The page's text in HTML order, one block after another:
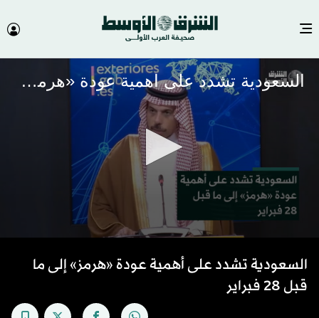
السعودية تشدد على أهمية عودة «هرمز» إلى ما قبل 28 فبراير
السعودية تشدد على أهمية عودة «هرمز» إلى ما
قبل 28 فبراير